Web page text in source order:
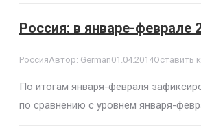
Россия: в январе-феврале
РоссияАвтор: German01.04.2014Оставить
По итогам января-февраля
по сравнению с уровнем января-